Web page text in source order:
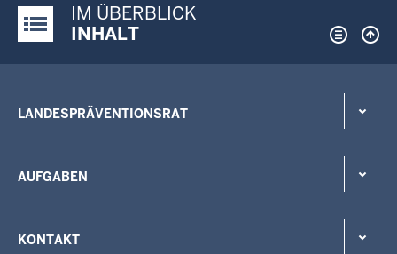
Justiz-Portal im Überblick:
IM ÜBERBLICK
INHALT
LANDESPRÄVENTIONSRAT
AUFGABEN
KONTAKT